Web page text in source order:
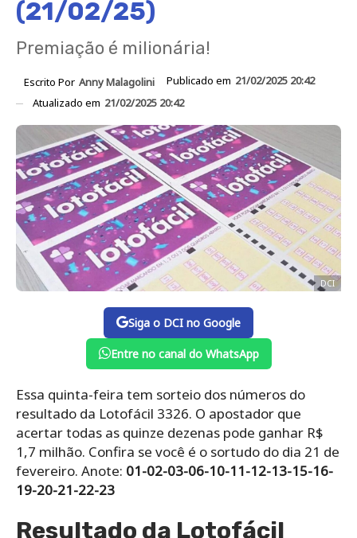
(21/02/25)
Premiação é milionária!
Escrito Por Anny Malagolini Publicado em 21/02/2025 20:42
Atualizado em 21/02/2025 20:42
DCI
Siga o DCI no Google
Entre no canal do WhatsApp
Essa quinta-feira tem sorteio dos números do
resultado da Lotofácil 3326. O apostador que
acertar todas as quinze dezenas pode ganhar R$
1,7 milhão. Confira se você é o sortudo do dia 21 de
fevereiro. Anote: 01-02-03-06-10-11-12-13-15-16-
19-20-21-22-23
Resultado da Lotofácil